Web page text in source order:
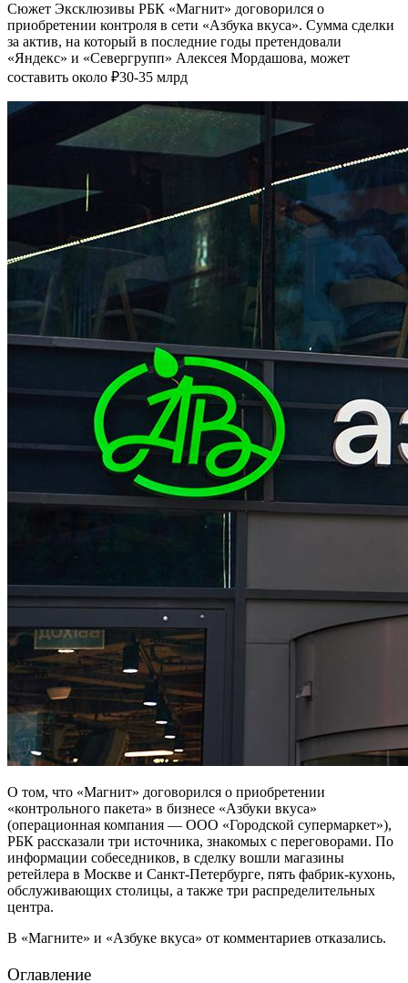
Сюжет Эксклюзивы РБК «Магнит» договорился о
приобретении контроля в сети «Азбука вкуса». Сумма сделки
за актив, на который в последние годы претендовали
«Яндекс» и «Севергрупп» Алексея Мордашова, может
составить около ₽30-35 млрд
О том, что «Магнит» договорился о приобретении
«контрольного пакета» в бизнесе «Азбуки вкуса»
(операционная компания — ООО «Городской супермаркет»),
РБК рассказали три источника, знакомых с переговорами. По
информации собеседников, в сделку вошли магазины
ретейлера в Москве и Санкт-Петербурге, пять фабрик-кухонь,
обслуживающих столицы, а также три распределительных
центра.
В «Магните» и «Азбуке вкуса» от комментариев отказались.
Оглавление